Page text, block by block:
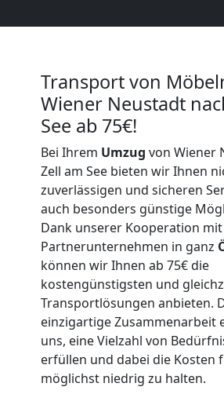
Transport von
Wiener Neustadt
See ab 75€!
Bei Ihrem Umzug von Wiener
Zell am See bieten wir Ihnen
zuverlässigen und sicheren
auch besonders günstige
Dank unserer Kooperation
Partnerunternehmen in ganz
können wir Ihnen ab 75€ die
kostengünstigsten und
Transportlösungen anbieten.
einzigartige Zusammenarbeit
uns, eine Vielzahl von
erfüllen und dabei die Kosten
möglichst niedrig zu halten.
LKW
Wiener
Neustadt
Kunsttransport
Wiener
Neustadt
Umzug